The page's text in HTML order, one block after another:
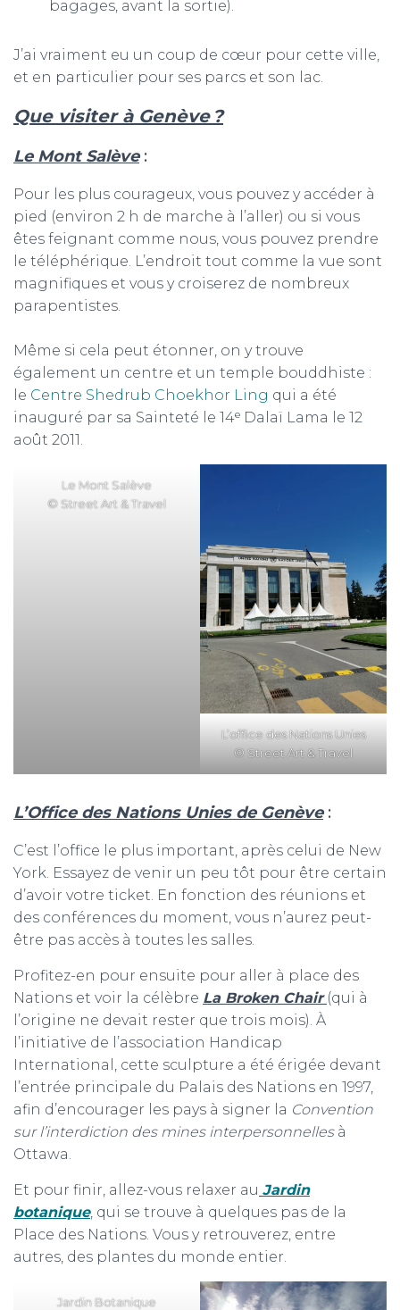
bagages, avant la sortie).
J’ai vraiment eu un coup de cœur pour cette ville,
et en particulier pour ses parcs et son lac.
Que visiter à Genève ?
Le Mont Salève:
Pour les plus courageux, vous pouvez y accéder à
pied (environ 2 h de marche à l’aller) ou si vous
êtes feignant comme nous, vous pouvez prendre
le téléphérique. L’endroit tout comme la vue sont
magnifiques et vous y croiserez de nombreux
parapentistes.
Même si cela peut étonner, on y trouve
également un centre et un temple bouddhiste :
le Centre Shedrub Choekhor Ling qui a été
inauguré par sa Sainteté le 14ᵉ Dalaï Lama le 12
août 2011.
Le Mont Salève
© Street Art & Travel
L’office des Nations Unies
© Street Art & Travel
L’Office des Nations Unies de Genève:
C’est l’office le plus important, après celui de New
York. Essayez de venir un peu tôt pour être certain
d’avoir votre ticket. En fonction des réunions et
des conférences du moment, vous n’aurez peut-
être pas accès à toutes les salles.
Profitez-en pour ensuite pour aller à place des
Nations et voir la célèbre La Broken Chair (qui à
l’origine ne devait rester que trois mois). À
l’initiative de l’association Handicap
International, cette sculpture a été érigée devant
l’entrée principale du Palais des Nations en 1997,
afin d’encourager les pays à signer la Convention
sur l’interdiction des mines interpersonnellesà
Ottawa.
Et pour finir, allez-vous relaxer au Jardin
botanique, qui se trouve à quelques pas de la
Place des Nations. Vous y retrouverez, entre
autres, des plantes du monde entier.
Jardin Botanique